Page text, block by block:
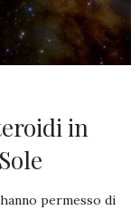
in
permesso di